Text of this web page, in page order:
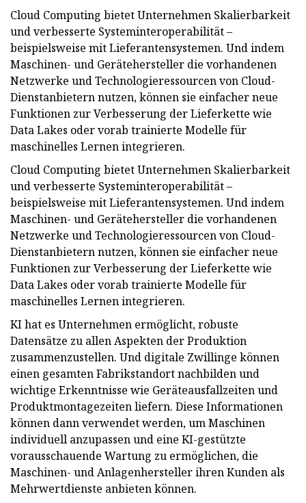
Cloud Computing bietet Unternehmen Skalierbarkeit
und verbesserte Systeminteroperabilität –
beispielsweise mit Lieferantensystemen. Und indem
Maschinen- und Gerätehersteller die vorhandenen
Netzwerke und Technologieressourcen von Cloud-
Dienstanbietern nutzen, können sie einfacher neue
Funktionen zur Verbesserung der Lieferkette wie
Data Lakes oder vorab trainierte Modelle für
maschinelles Lernen integrieren.
Cloud Computing bietet Unternehmen Skalierbarkeit
und verbesserte Systeminteroperabilität –
beispielsweise mit Lieferantensystemen. Und indem
Maschinen- und Gerätehersteller die vorhandenen
Netzwerke und Technologieressourcen von Cloud-
Dienstanbietern nutzen, können sie einfacher neue
Funktionen zur Verbesserung der Lieferkette wie
Data Lakes oder vorab trainierte Modelle für
maschinelles Lernen integrieren.
KI hat es Unternehmen ermöglicht, robuste
Datensätze zu allen Aspekten der Produktion
zusammenzustellen. Und digitale Zwillinge können
einen gesamten Fabrikstandort nachbilden und
wichtige Erkenntnisse wie Geräteausfallzeiten und
Produktmontagezeiten liefern. Diese Informationen
können dann verwendet werden, um Maschinen
individuell anzupassen und eine KI-gestützte
vorausschauende Wartung zu ermöglichen, die
Maschinen- und Anlagenhersteller ihren Kunden als
Mehrwertdienste anbieten können.